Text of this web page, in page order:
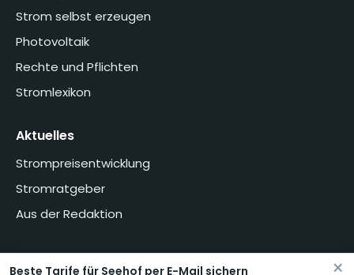
Strom selbst erzeugen
Photovoltaik
Rechte und Pflichten
Stromlexikon
Aktuelles
Strompreisentwicklung
Stromratgeber
Aus der Redaktion
×
Beste Tarife für Seehof per E-Mail sichern